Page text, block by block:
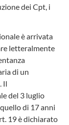
dei Cpt, i
è arrivata
letteralmente
di un
Il
del 3 luglio
di 17 anni
19 è dichiarato